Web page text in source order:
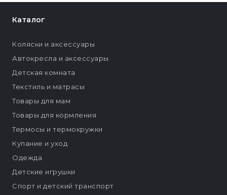
Каталог
Коляски и аксессуары
Автокресла и аксессуары
Детская комната
Текстиль и матрасы
Товары для мам
Товары для кормления
Термосы и термокружки
Купание и уход
Одежда
Детские игрушки
Спорт и детский транспорт